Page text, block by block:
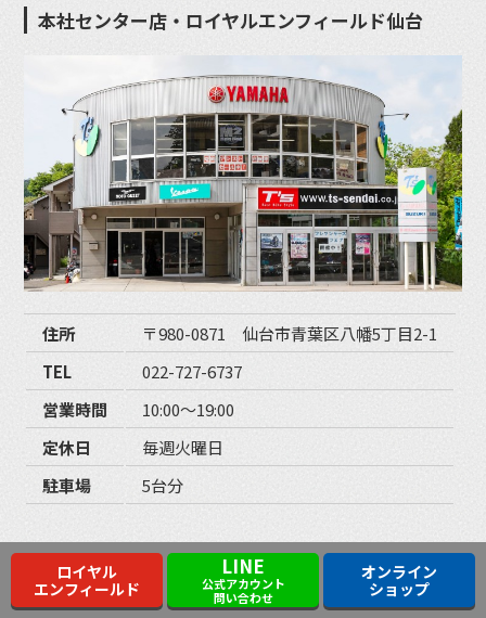
本社センター店・ロイヤルエンフィールド仙台
住所
〒980-0871 仙台市青葉区八幡5丁目2-1
TEL
022-727-6737
営業時間
10:00〜19:00
定休日
毎週火曜日
駐車場
5台分
八幡店
ロイヤル
エンフィールド
LINE
公式アカウント
問い合わせ
オンライン
ショップ